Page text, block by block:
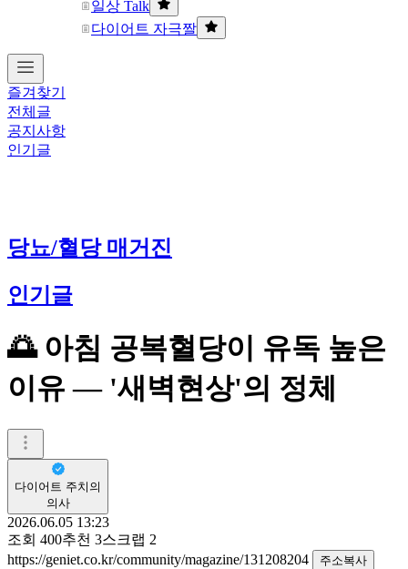
일상 Talk
다이어트 자극짤
즐겨찾기
전체글
공지사항
인기글
당뇨/혈당 매거진
인기글
🌅 아침 공복혈당이 유독 높은
이유 — '새벽현상'의 정체
다이어트 주치의
의사
2026.06.05 13:23
조회 400추천 3스크랩 2
https://geniet.co.kr/community/magazine/131208204
주소복사